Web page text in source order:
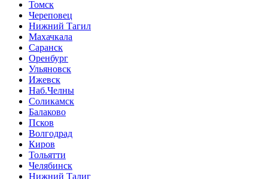
Томск
Череповец
Нижний Тагил
Махачкала
Саранск
Оренбург
Ульяновск
Ижевск
Наб.Челны
Соликамск
Балаково
Псков
Волгодрад
Киров
Тольятти
Челябинск
Нижний Талиг